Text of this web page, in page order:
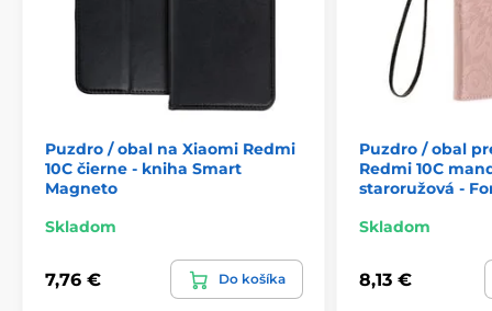
Puzdro / obal na Xiaomi Redmi
10C čierne - kniha Smart
Magneto
Skladom
7,76 € Do košíka
Puzdro / obal
Redmi 10C
staroružová -
Skladom
8,13 €